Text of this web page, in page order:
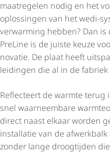
maat­re­gelen nodig en het
oplossingen van het wedi-
ver­war­ming hebben? Dan
PreLine is de juiste keuze
no­vatie. De plaat heeft
leidingen die al in de
Reflecteert de warmte terug
snel waarneembare
direct naast elkaar worden
installatie van de
zonder lange droogtijden